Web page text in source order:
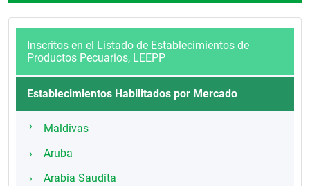
Inscritos en el Listado de Establecimientos de
Productos Pecuarios, LEEPP
Establecimientos Habilitados por Mercado
Maldivas
Aruba
Arabia Saudita